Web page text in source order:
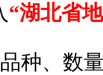
“湖北省
种、数